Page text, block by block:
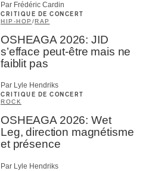
Par Frédéric Cardin
CRITIQUE DE CONCERT
HIP-HOP /RAP
OSHEAGA 2026: JID
s’efface peut-être mais ne
faiblit pas
Par Lyle Hendriks
CRITIQUE DE CONCERT
ROCK
OSHEAGA 2026: Wet
Leg, direction magnétisme
et présence
Par Lyle Hendriks